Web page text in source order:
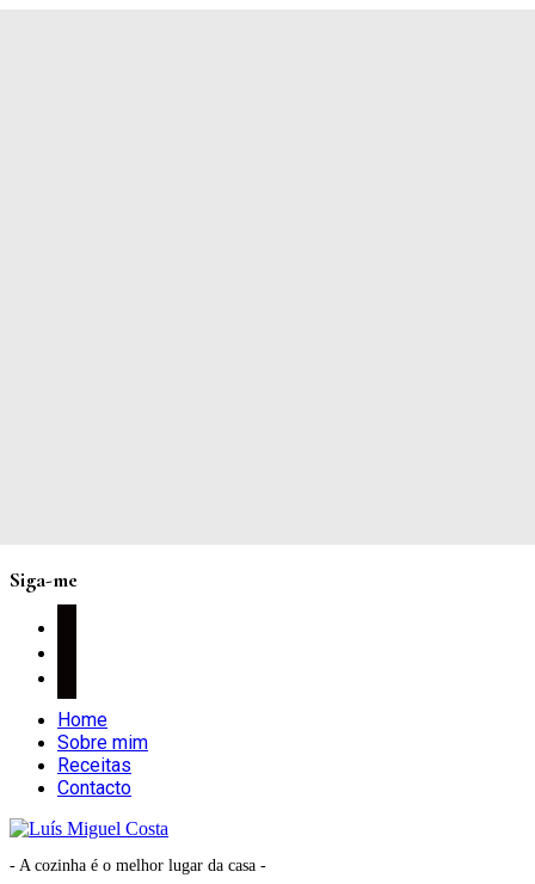
Siga-me
Home
Sobre mim
Receitas
Contacto
- A cozinha é o melhor lugar da casa -